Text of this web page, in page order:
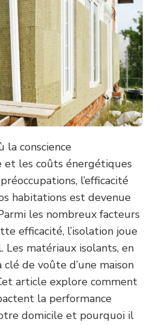
la conscience
et les coûts énergétiques
l’efficacité
habitations est devenue
les nombreux facteurs
efficacité, l’isolation joue
Les matériaux isolants, en
de voûte d’une maison
article explore comment
la performance
domicile et pourquoi il